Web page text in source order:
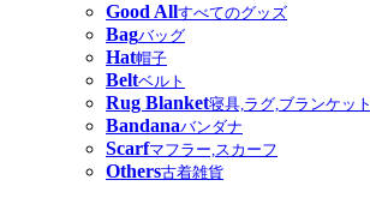
Good Allすべてのグッズ
Bagバッグ
Hat帽子
Beltベルト
Rug Blanket寝具,ラグ,ブランケット
Bandanaバンダナ
Scarfマフラー,スカーフ
Others古着雑貨